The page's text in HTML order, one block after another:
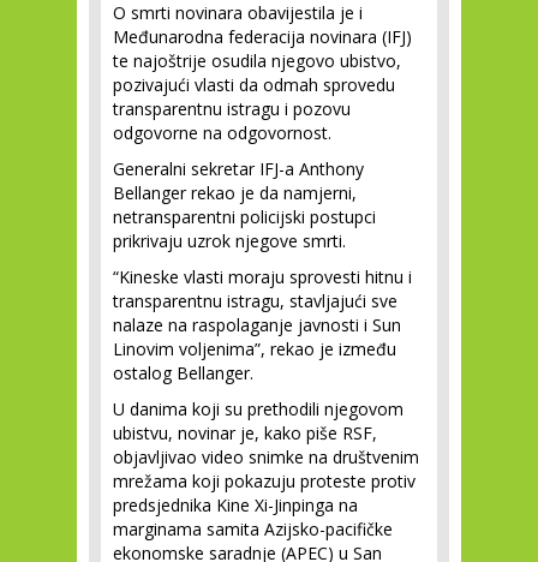
O smrti novinara obavijestila je i
Međunarodna federacija novinara (IFJ)
te najoštrije osudila njegovo ubistvo,
pozivajući vlasti da odmah sprovedu
transparentnu istragu i pozovu
odgovorne na odgovornost.
Generalni sekretar IFJ-a Anthony
Bellanger rekao je da namjerni,
netransparentni policijski postupci
prikrivaju uzrok njegove smrti.
“Kineske vlasti moraju sprovesti hitnu i
transparentnu istragu, stavljajući sve
nalaze na raspolaganje javnosti i Sun
Linovim voljenima”, rekao je između
ostalog Bellanger.
U danima koji su prethodili njegovom
ubistvu, novinar je, kako piše RSF,
objavljivao video snimke na društvenim
mrežama koji pokazuju proteste protiv
predsjednika Kine Xi-Jinpinga na
marginama samita Azijsko-pacifičke
ekonomske saradnje (APEC) u San